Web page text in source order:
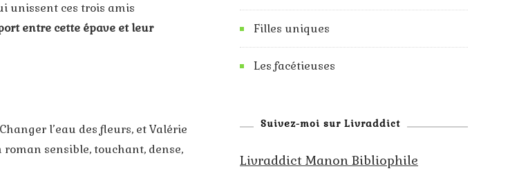
unissent ces trois amis
entre cette épave et leur
l’eau des fleurs, et Valérie
sensible, touchant, dense,
Filles uniques
Les facétieuses
Suivez-moi sur Livraddict
Livraddict Manon Bibliophile